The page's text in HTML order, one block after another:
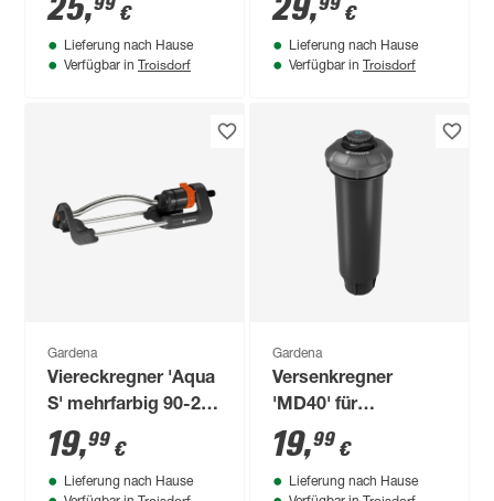
25, €
Lieferung nach Hause
Verfügbar in Troisdorf
orange/schwarz 9-
310 m²
29, €
Lieferung nach Hause
Verfügbar in Troisdorf
Gardena
Viereckregner 'Aqua
S' mehrfarbig 90-220
m²
19,99 €
Lieferung nach Hause
Gardena
Versenkregner
'MD40' für
Sprinklersystem
19,99 €
Lieferung nach Hause